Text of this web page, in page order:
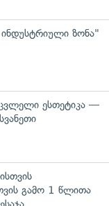
ზონა"
ესთეტიკა —
გამო 1 წლითა